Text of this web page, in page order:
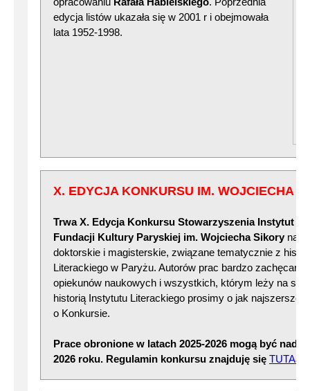
edycja listów ukazała się w 2001 r i obejmowała
lata 1952-1998.
X. EDYCJA KONKURSU IM. WOJCIECHA
Trwa X. Edycja Konkursu Stowarzyszenia Instytut
Fundacji Kultury Paryskiej im. Wojciecha Sikory na
doktorskie i magisterskie, związane tematycznie z
Literackiego w Paryżu. Autorów prac bardzo zachęcamy
opiekunów naukowych i wszystkich, którym leży na
historią Instytutu Literackiego prosimy o jak najszersze
o Konkursie.
Prace obronione w latach 2025-2026 mogą być
2026 roku. Regulamin konkursu znajduję się TUTAJ